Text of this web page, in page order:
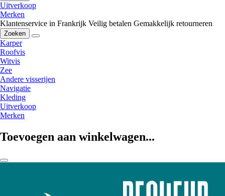
Uitverkoop
Merken
Klantenservice in Frankrijk Veilig betalen Gemakkelijk retourneren
Zoeken
Karper
Roofvis
Witvis
Zee
Andere visserijen
Navigatie
Kleding
Uitverkoop
Merken
Toevoegen aan winkelwagen...